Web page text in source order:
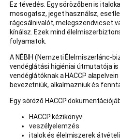
Ez tévedés. Egy sörözőben is
mosogatsz, jeget használsz,
rágcsálnivalót, melegszendvicset
kínálsz. Ezek mind
folyamatok.
A NÉBIH (Nemzeti Élelmiszerlánc-
vendéglátási higiéniai útmutatója is
vendéglátóknak a HACCP alapelvein
bevezetniük, alkalmazniuk és
Egy söröző HACCP
HACCP kézikönyv
veszélyelemzés
italok és élelmiszerek